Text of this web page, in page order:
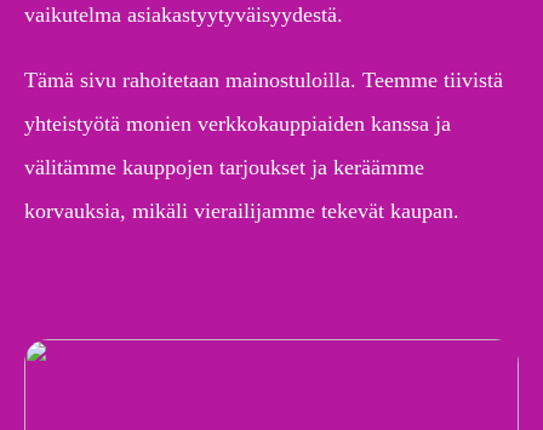
vaikutelma asiakastyytyväisyydestä.
Tämä sivu rahoitetaan mainostuloilla. Teemme tiivistä
yhteistyötä monien verkkokauppiaiden kanssa ja
välitämme kauppojen tarjoukset ja keräämme
korvauksia, mikäli vierailijamme tekevät kaupan.